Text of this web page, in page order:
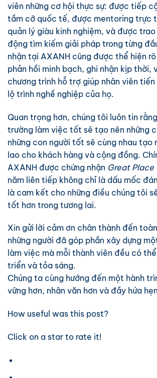
viên những cơ hội thực sự: được tiếp
tầm cỡ quốc tế, được mentoring trực
quản lý giàu kinh nghiệm, và được
động tìm kiếm giải pháp trong từng
nhận tại AXANH cũng được thể hiện
phản hồi minh bạch, ghi nhận kịp thời,
chương trình hỗ trợ giúp nhân viên tiến
lộ trình nghề nghiệp của họ.
Quan trọng hơn, chúng tôi luôn tin
trường làm việc tốt sẽ tạo nên những
những con người tốt sẽ cùng nhau tạo
lao cho khách hàng và cộng đồng.
AXANH được chứng nhận Great Place
năm liên tiếp không chỉ là dấu mốc
là cam kết cho những điều chúng tôi
tốt hơn trong tương lai.
Xin gửi lời cảm ơn chân thành đến
những người đã góp phần xây dựng
làm việc mà mỗi thành viên đều có
triển và tỏa sáng.
Chúng ta cùng hướng đến một hành
vững hơn, nhân văn hơn và đầy hứa
How useful was this post?
Click on a star to rate it!